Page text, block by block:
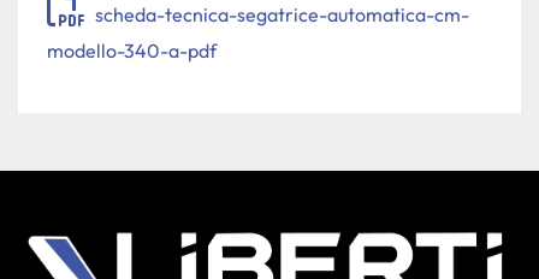
scheda-tecnica-segatrice-automatica-cm-
modello-340-a-pdf